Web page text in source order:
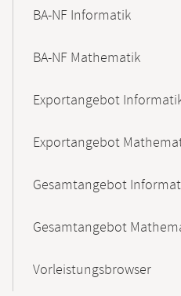
BA-NF Informatik
BA-NF Mathematik
Exportangebot
Exportangebot
Gesamtangebot
Gesamtangebot
Vorleistungsbrowser